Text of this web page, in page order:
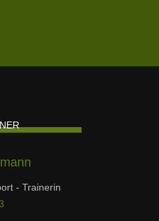
- Trainerin